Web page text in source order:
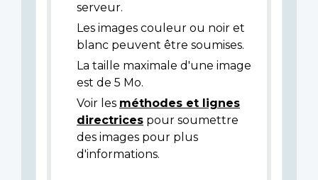
serveur.
Les images couleur ou noir et
blanc peuvent être soumises.
La taille maximale d'une image
est de 5 Mo.
Voir les méthodes et lignes
directrices pour soumettre
des images pour plus
d'informations.